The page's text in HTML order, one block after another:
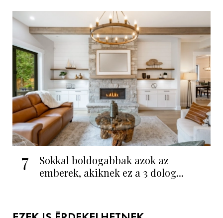
7
Sokkal boldogabbak azok az
emberek, akiknek ez a 3 dolog...